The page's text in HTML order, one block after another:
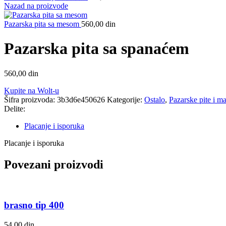
Nazad na proizvode
Pazarska pita sa mesom 560,00 din
Pazarska pita sa spanaćem
560,00 din
Kupite na Wolt-u
Šifra proizvoda: 3b3d6e450626 Kategorije: Ostalo, Pazarske pite i
Delite:
Placanje i isporuka
Placanje i isporuka
Povezani proizvodi
brasno tip 400